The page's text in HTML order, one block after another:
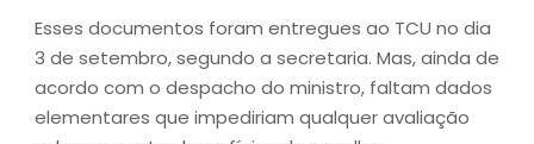
Esses documentos foram entregues ao TCU no dia
3 de setembro, segundo a secretaria. Mas, ainda de
acordo com o despacho do ministro, faltam dados
elementares que impediriam qualquer avaliação